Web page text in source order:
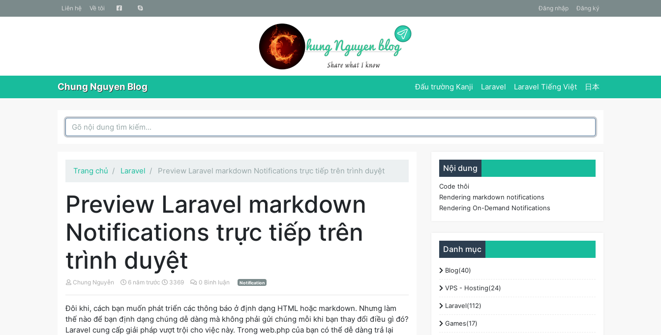
liên hệ Về tôi Đăng nhập Đăng ký
Chung Nguyen Blog Đấu trường Kanji Laravel Laravel Tiếng Việt 日本
Search Box
Trang chủ Laravel Preview Laravel markdown Notifications trực tiếp trên trình duyệt
Preview Laravel markdown
Notifications trực tiếp trên
trình duyệt
Chung Nguyễn 6 năm trước 3369 0 Bình luận Notification
Đôi khi, cách bạn muốn phát triển các thông báo ở định dạng HTML hoặc markdown. Nhưng làm
thế nào để bạn định dạng chúng dễ dàng mà không phải gửi chúng mỗi khi bạn thay đổi điều gì đó?
Laravel cung cấp giải pháp vượt trội cho việc này. Trong web.php của bạn có thể dễ dàng trả lại
Nội dung
Code thôi
Rendering markdown notifications
Rendering On-Demand Notifications
Danh mục
Blog(40)
VPS - Hosting(24)
Laravel(112)
Games(17)